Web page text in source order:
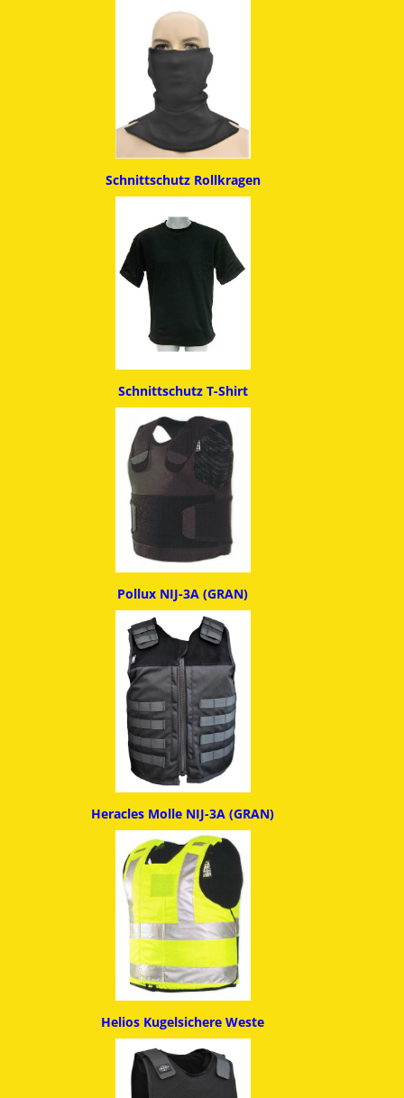
SchnittschutzRollkragen
Schnittschutz T-Shirt
Pollux NIJ-3A (GRAN)
Heracles Molle NIJ-3A (GRAN)
Helios Kugelsichere Weste